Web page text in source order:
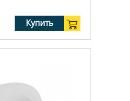
Купить